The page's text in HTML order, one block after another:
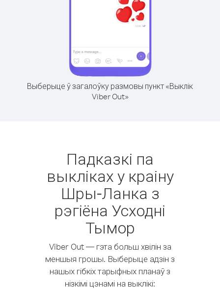
Выберыце ў загалоўку размовы пункт «Выклік
Viber Out»
Падказкі па
выкліках у краіну
Шры-Ланка з
рэгіёна Усходні
Тымор
Viber Out — гэта больш хвілін за
меншыя грошы. Выберыце адзін з
нашых гібкіх тарыфных планаў з
нізкімі цэнамі на выклікі: